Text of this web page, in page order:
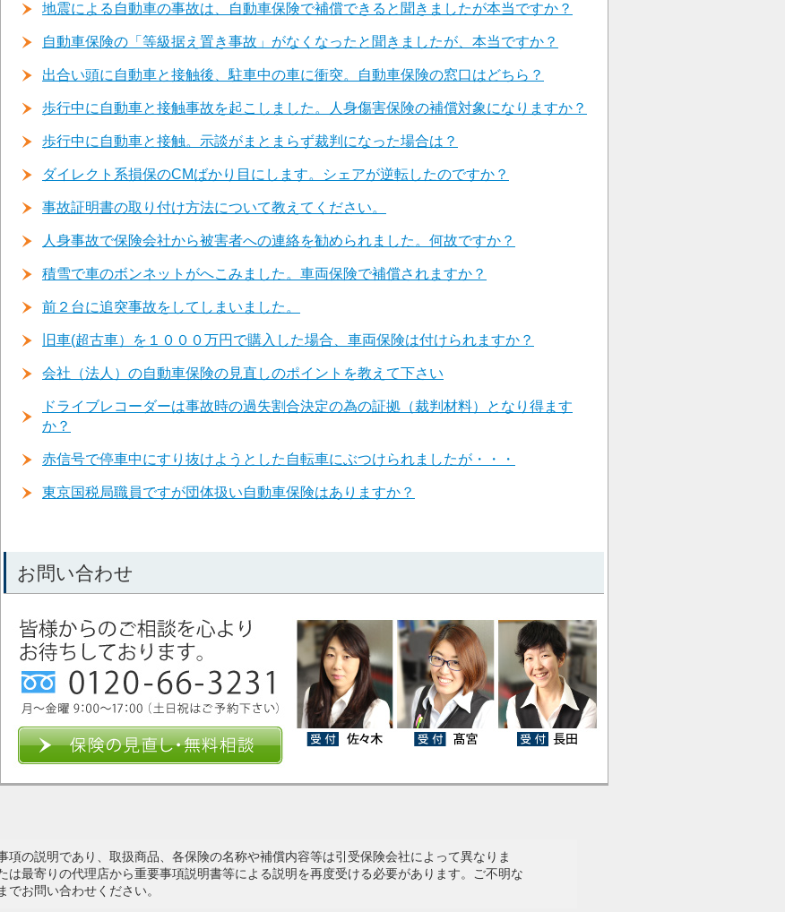
地震による自動車の事故は、自動車保険で補償できると聞きましたが本当ですか？
自動車保険の「等級据え置き事故」がなくなったと聞きましたが、本当ですか？
出合い頭に自動車と接触後、駐車中の車に衝突。自動車保険の窓口はどちら？
歩行中に自動車と接触事故を起こしました。人身傷害保険の補償対象になりますか？
歩行中に自動車と接触。示談がまとまらず裁判になった場合は？
ダイレクト系損保のCMばかり目にします。シェアが逆転したのですか？
事故証明書の取り付け方法について教えてください。
人身事故で保険会社から被害者への連絡を勧められました。何故ですか？
積雪で車のボンネットがへこみました。車両保険で補償されますか？
前２台に追突事故をしてしまいました。
旧車(超古車）を１０００万円で購入した場合、車両保険は付けられますか？
会社（法人）の自動車保険の見直しのポイントを教えて下さい
ドライブレコーダーは事故時の過失割合決定の為の証拠（裁判材料）となり得ます
か？
赤信号で停車中にすり抜けようとした自転車にぶつけられましたが・・・
東京国税局職員ですが団体扱い自動車保険はありますか？
お問い合わせ
項の説明であり、取扱商品、各保険の名称や補償内容等は引受保険会社によって異なりま
は最寄りの代理店から重要事項説明書等による説明を再度受ける必要があります。ご不明な
でお問い合わせください。